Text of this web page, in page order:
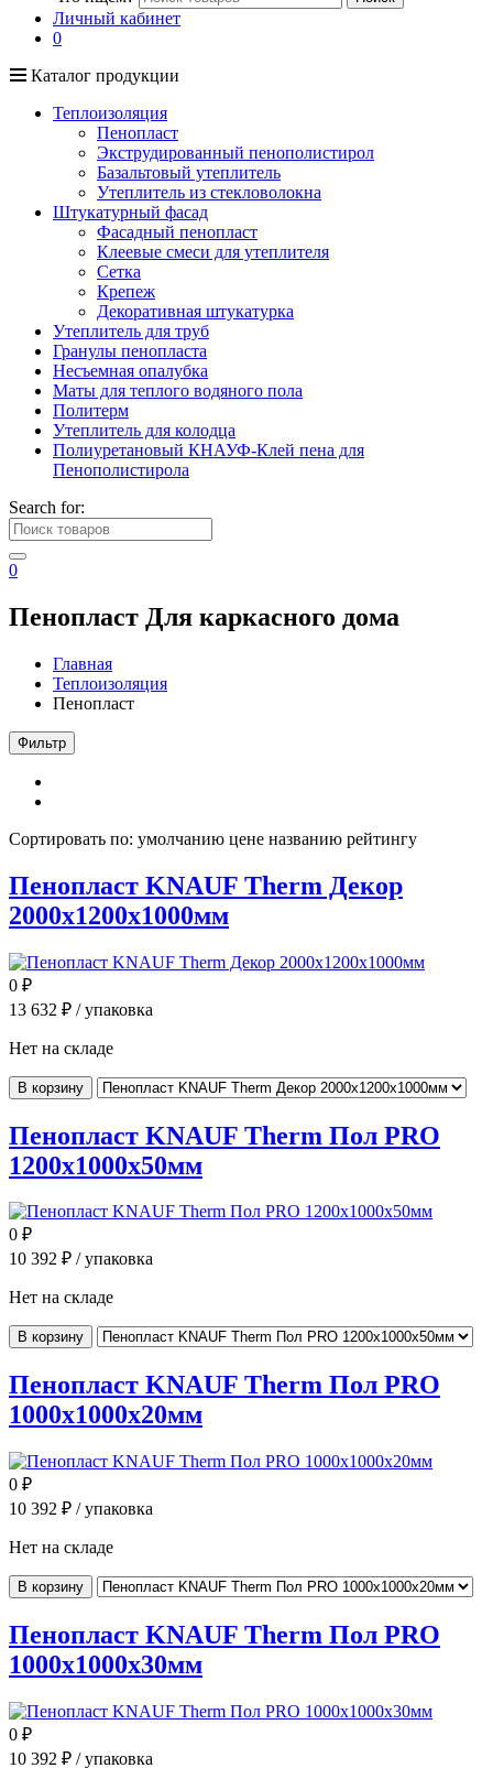
Личный кабинет
0
Каталог продукции
Теплоизоляция
Пенопласт
Экструдированный пенополистирол
Базальтовый утеплитель
Утеплитель из стекловолокна
Штукатурный фасад
Фасадный пенопласт
Клеевые смеси для утеплителя
Сетка
Крепеж
Декоративная штукатурка
Утеплитель для труб
Гранулы пенопласта
Несъемная опалубка
Маты для теплого водяного пола
Политерм
Утеплитель для колодца
Полиуретановый КНАУФ-Клей пена для
Пенополистирола
Search for:
0
Пенопласт Для каркасного дома
Главная
Теплоизоляция
Пенопласт
Фильтр
Сортировать по: умолчанию цене названию рейтингу
Пенопласт KNAUF Therm Декор
2000x1200x1000мм
0 ₽
13 632 ₽ / упаковка
Нет на складе
В корзину
Пенопласт KNAUF Therm Пол PRO
1200x1000x50мм
0 ₽
10 392 ₽ / упаковка
Нет на складе
В корзину
Пенопласт KNAUF Therm Пол PRO
1000x1000x20мм
0 ₽
10 392 ₽ / упаковка
Нет на складе
В корзину
Пенопласт KNAUF Therm Пол PRO
1000x1000x30мм
0 ₽
10 392 ₽ / упаковка